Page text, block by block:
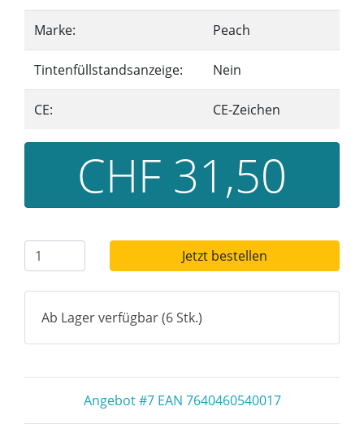
Marke: Peach
Tintenfüllstandsanzeige: Nein
CE: CE-Zeichen
CHF 31,50
Jetzt bestellen
Ab Lager verfügbar (6 Stk.)
Angebot #7 EAN 7640460540017